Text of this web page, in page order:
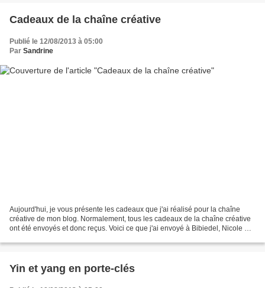
Cadeaux de la chaîne créative
Publié le 12/08/2013 à 05:00
Par Sandrine
Aujourd'hui, je vous présente les cadeaux que j'ai réalisé pour la chaîne
créative de mon blog. Normalement, tous les cadeaux de la chaîne créative
ont été envoyés et donc reçus. Voici ce que j'ai envoyé à Bibiedel, Nicole A,
Yin et yang en porte-clés